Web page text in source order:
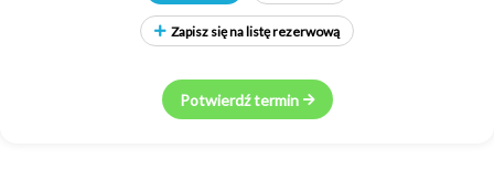
Zapisz się na listę rezerwową
Potwierdź termin